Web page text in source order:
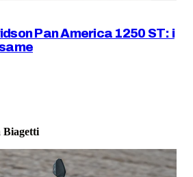
Pan America 1250 ST: i
Biagetti